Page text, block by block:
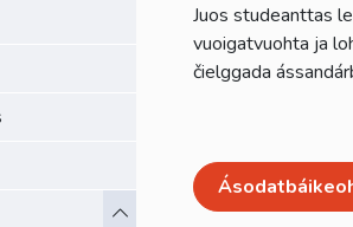
Toggle Dropdown
Juos studeanttas
vuoigatvuohta ja
čielggada